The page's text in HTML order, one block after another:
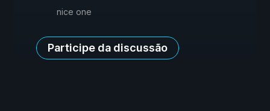
nice one
Participe da discussão